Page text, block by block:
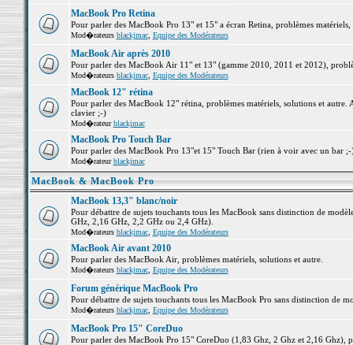
MacBook Pro Retina
Pour parler des MacBook Pro 13" et 15" a écran Retina, problèmes matériels,
Mod�rateurs blackjmac, Equipe des Modérateurs
MacBook Air après 2010
Pour parler des MacBook Air 11" et 13" (gamme 2010, 2011 et 2012),
Mod�rateurs blackjmac, Equipe des Modérateurs
MacBook 12" rétina
Pour parler des MacBook 12" rétina, problèmes matériels, solutions et
clavier ;-)
Mod�rateurblackjmac
MacBook Pro Touch Bar
Pour parler des MacBook Pro 13"et 15" Touch Bar (rien à voir avec un bar
Mod�rateurblackjmac
MacBook & MacBook Pro
MacBook 13,3" blanc/noir
Pour débattre de sujets touchants tous les MacBook sans distinction de
GHz, 2,16 GHz, 2,2 GHz ou 2,4 GHz).
Mod�rateurs blackjmac, Equipe des Modérateurs
MacBook Air avant 2010
Pour parler des MacBook Air, problèmes matériels, solutions et autre.
Mod�rateurs blackjmac, Equipe des Modérateurs
Forum générique MacBook Pro
Pour débattre de sujets touchants tous les MacBook Pro sans distinction de
Mod�rateurs blackjmac, Equipe des Modérateurs
MacBook Pro 15" CoreDuo
Pour parler des MacBook Pro 15" CoreDuo (1,83 Ghz, 2 Ghz et 2,16 Ghz),